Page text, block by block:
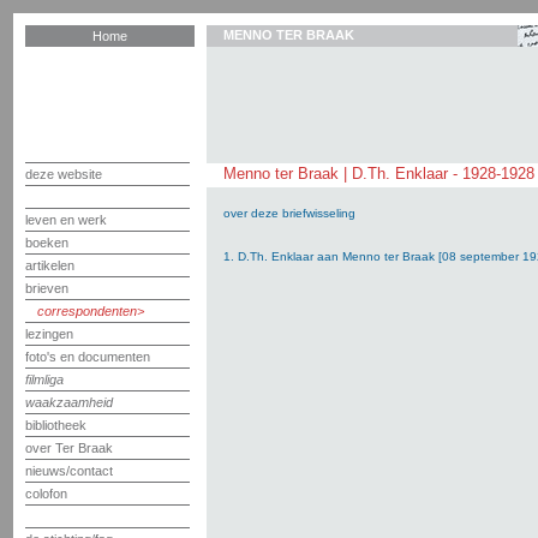
Home
deze website
leven en werk
boeken
artikelen
brieven
correspondenten
lezingen
foto's en documenten
filmliga
waakzaamheid
bibliotheek
over Ter Braak
nieuws/contact
colofon
MENNO TER BRAAK
Menno ter Braak | D.Th. Enklaar - 1928-1928
over deze briefwisseling
1. D.Th. Enklaar aan Menno ter Braak [08 september